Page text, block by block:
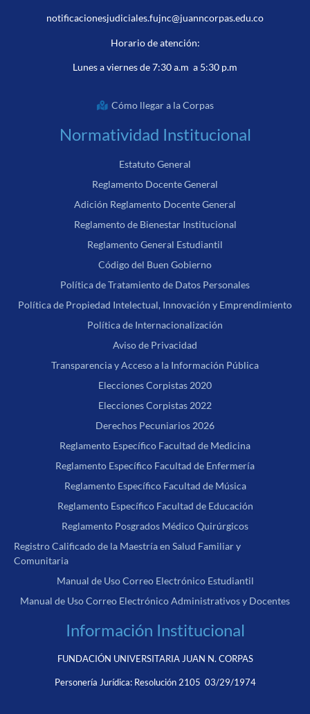
notificacionesjudiciales.fujnc@juanncorpas.edu.co
Horario de atención:
Lunes a viernes de 7:30 a.m a 5:30 p.m
Cómo llegar a la Corpas
Normatividad Institucional
Estatuto General
Reglamento Docente General
Adición Reglamento Docente General
Reglamento de Bienestar Institucional
Reglamento General Estudiantil
Código del Buen Gobierno
Política de Tratamiento de Datos Personales
Política de Propiedad Intelectual, Innovación y Emprendimiento
Política de Internacionalización
Aviso de Privacidad
Transparencia y Acceso a la Información Pública
Elecciones Corpistas 2020
Elecciones Corpistas 2022
Derechos Pecuniarios 2026
Reglamento Específico Facultad de Medicina
Reglamento Específico Facultad de Enfermería
Reglamento Específico Facultad de Música
Reglamento Específico Facultad de Educación
Reglamento Posgrados Médico Quirúrgicos
Registro Calificado de la Maestría en Salud Familiar y
Comunitaria
Manual de Uso Correo Electrónico Estudiantil
Manual de Uso Correo Electrónico Administrativos y Docentes
Información Institucional
FUNDACIÓN UNIVERSITARIA JUAN N. CORPAS
Personería Jurídica: Resolución 2105 03/29/1974